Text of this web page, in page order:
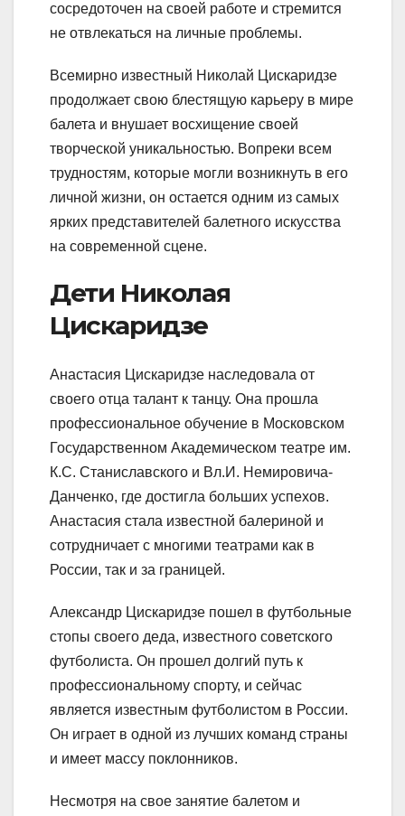
сосредоточен на своей работе и стремится
не отвлекаться на личные проблемы.
Всемирно известный Николай Цискаридзе
продолжает свою блестящую карьеру в мире
балета и внушает восхищение своей
творческой уникальностью. Вопреки всем
трудностям, которые могли возникнуть в его
личной жизни, он остается одним из самых
ярких представителей балетного искусства
на современной сцене.
Дети Николая
Цискаридзе
Анастасия Цискаридзе наследовала от
своего отца талант к танцу. Она прошла
профессиональное обучение в Московском
Государственном Академическом театре им.
К.С. Станиславского и Вл.И. Немировича-
Данченко, где достигла больших успехов.
Анастасия стала известной балериной и
сотрудничает с многими театрами как в
России, так и за границей.
Александр Цискаридзе пошел в футбольные
стопы своего деда, известного советского
футболиста. Он прошел долгий путь к
профессиональному спорту, и сейчас
является известным футболистом в России.
Он играет в одной из лучших команд страны
и имеет массу поклонников.
Несмотря на свое занятие балетом и